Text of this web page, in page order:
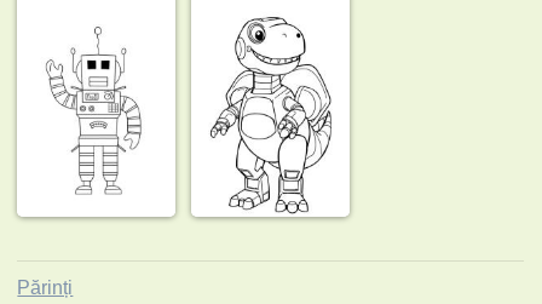
Părinți